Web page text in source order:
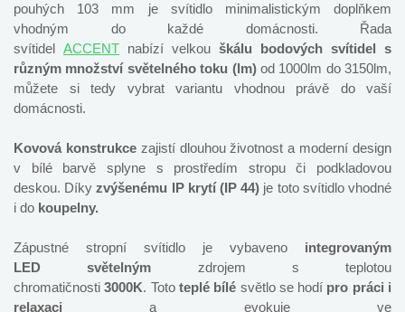
pouhých 103 mm je svítidlo minimalistickým doplňkem
vhodným do každé domácnosti. Řada
svítidel ACCENT nabízí velkou škálu bodových svítidel s
různým množství světelného toku (lm)od 1000lm do 3150lm,
můžete si tedy vybrat variantu vhodnou právě do vaší
domácnosti.
Kovová konstrukcezajistí dlouhou životnost a moderní design
v bílé barvě splyne s prostředím stropu či podkladovou
deskou. Díkyzvýšenému IP krytí (IP 44) je toto svítidlo vhodné
i do koupelny.
Zápustné stropní svítidlo je vybaveno integrovaným
LED
světelným zdrojem s teplotou
chromatičnosti3000K. Toto teplé bílé světlo se hodí pro práci i
relaxacia evokuje ve